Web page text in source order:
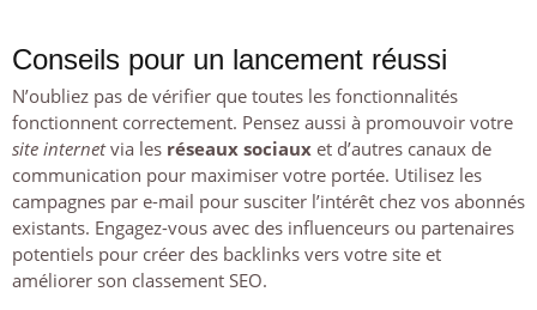
Conseils pour un lancement réussi
N’oubliez pas de vérifier que toutes les fonctionnalités
fonctionnent correctement. Pensez aussi à promouvoir votre
site internetvia les réseaux sociaux et d’autres canaux de
communication pour maximiser votre portée. Utilisez les
campagnes par e-mail pour susciter l’intérêt chez vos abonnés
existants. Engagez-vous avec des influenceurs ou partenaires
potentiels pour créer des backlinks vers votre site et
améliorer son classement SEO.